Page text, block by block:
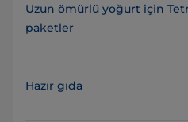
Uzun ömürlü yoğurt için
paketler
Hazır gıda